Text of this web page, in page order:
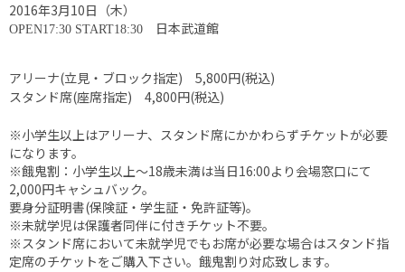
2016年3月10日（木）
OPEN17:30 START18:30 日本武道館
アリーナ(立見・ブロック指定) 5,800円(税込)
スタンド席(座席指定) 4,800円(税込)
※小学生以上はアリーナ、スタンド席にかかわらずチケットが必要
になります。
※餓鬼割：小学生以上～18歳未満は当日16:00より会場窓口にて
2,000円キャシュバック。
要身分証明書(保険証・学生証・免許証等)。
※未就学児は保護者同伴に付きチケット不要。
※スタンド席において未就学児でもお席が必要な場合はスタンド指
定席のチケットをご購入下さい。餓鬼割り対応致します。